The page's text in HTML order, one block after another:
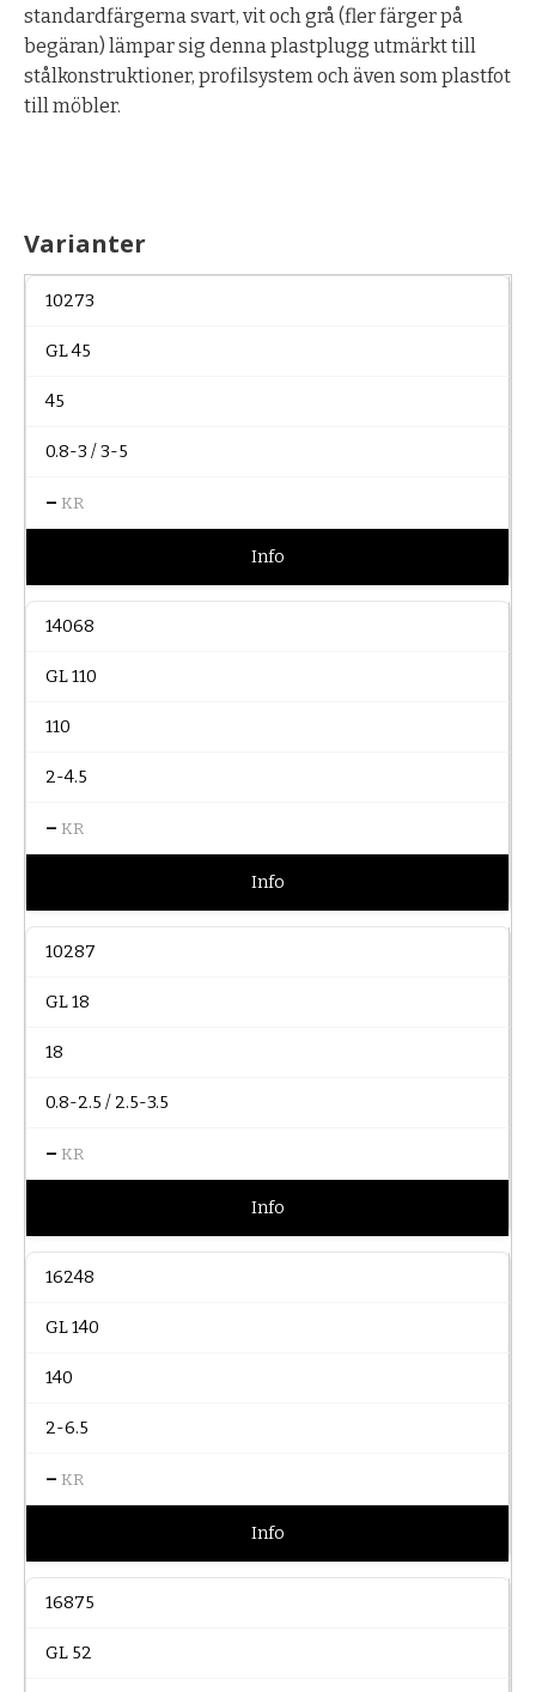
standardfärgerna svart, vit och grå (fler färger på
begäran) lämpar sig denna plastplugg utmärkt till
stålkonstruktioner, profilsystem och även som plastfot
till möbler.
Varianter
10273
GL 45
45
0.8-3 / 3-5
– KR
Info
14068
GL 110
110
2-4.5
– KR
Info
10287
GL 18
18
0.8-2.5 / 2.5-3.5
– KR
Info
16248
GL 140
140
2-6.5
– KR
Info
16875
GL 52